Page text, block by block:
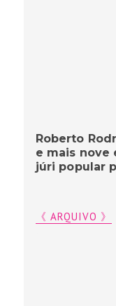
Roberto
e mais nove
júri popular
《 ARQUIVO 》